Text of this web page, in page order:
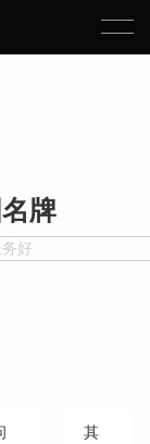
牌
好
其